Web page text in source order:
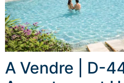
A Vendre | D-